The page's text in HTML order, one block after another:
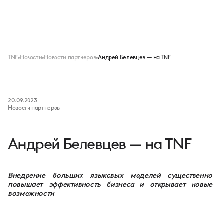
TNF Новости Новости партнеров Андрей Белевцев — на TNF
20.09.2023
Новости партнеров
Андрей Белевцев — на TNF
Внедрение больших языковых моделей существенно
повышает эффективность бизнеса и открывает новые
возможности